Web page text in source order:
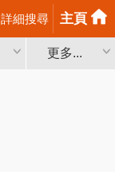
詳細搜尋 主頁
更多...